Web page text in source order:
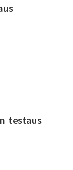
testaus